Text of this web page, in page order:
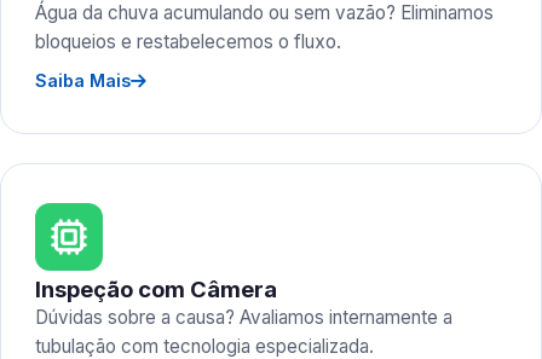
Água da chuva acumulando ou sem vazão? Eliminamos
bloqueios e restabelecemos o fluxo.
Saiba Mais
Inspeção com Câmera
Dúvidas sobre a causa? Avaliamos internamente a
tubulação com tecnologia especializada.